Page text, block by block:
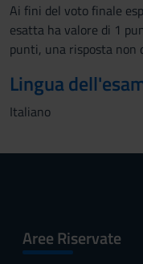
Ai fini del voto finale
esatta ha valore di 1
punti, una risposta non
Lingua
Italiano
Aree Riservate